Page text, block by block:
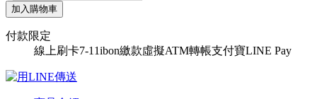
加入購物車
付款限定
線上刷卡7-11ibon繳款虛擬ATM轉帳支付寶LINE Pay